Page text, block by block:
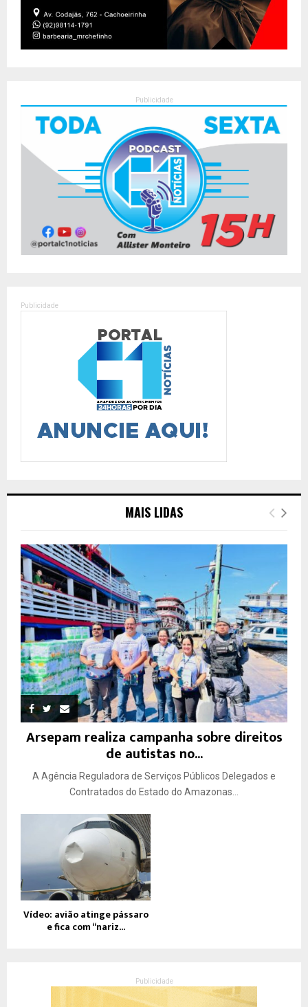
Publicidade
Publicidade
MAIS LIDAS
Arsepam realiza campanha sobre direitos
de autistas no...
A Agência Reguladora de Serviços Públicos Delegados e
Contratados do Estado do Amazonas...
Vídeo: avião atinge pássaro
e fica com “nariz...
Publicidade